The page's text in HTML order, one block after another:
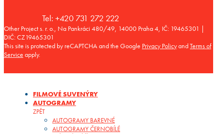
Tel: +420 731 272 222
Other Project s. r. o., Na Pankráci 480/49, 14000 Praha 4, IČ: 19465301 |
DIČ: CZ19465301
This site is protected by reCAPTCHA and the Google Privacy PolicyandTerms of
Service apply.
FILMOVÉ SUVENÝRY
AUTOGRAMY
ZPĚT
AUTOGRAMY BAREVNÉ
AUTOGRAMY ČERNOBÍLÉ